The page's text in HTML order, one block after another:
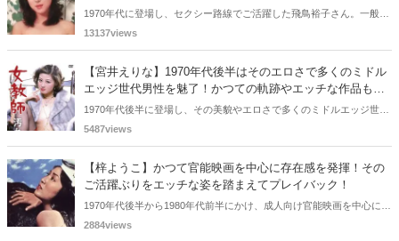
1970年代に登場し、セクシー路線でご活躍した飛鳥裕子さん。一般向
けの作品においても、ライオン奥様劇場『新・子育てごっこ』、スー
揮しました。今回の記事では、そんな飛鳥裕子さんの軌跡を振り返っ
ていきたいと思います。
13137views
【宮井えりな】1970年代後半はそのエロさで多くのミドル
エッジ世代男性を魅了！かつての軌跡やエッチな作品もプ
レイバック！
1970年代後半に登場し、その美貌やエロさで多くのミドルエッジ世代
を魅了した宮井えりなさん。ある一時期は、確実にミドルエッジ世代
えりなさんの活躍ぶりをエッチな目線を絡めて振り返っていきたいと
思います。
5487views
【梓ようこ】かつて官能映画を中心に存在感を発揮！その
ご活躍ぶりをエッチな姿を踏まえてプレイバック！
1970年代後半から1980年代前半にかけ、成人向け官能映画を中心に活
躍した梓ようこさん。かつて彼女が披露した妖艶なお姿、そのエロさ
2884views